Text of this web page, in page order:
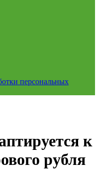
персональных
к
рубля